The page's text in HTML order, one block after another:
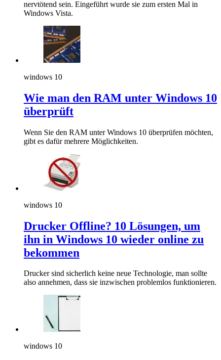
nervtötend sein. Eingeführt wurde sie zum ersten Mal in
Windows Vista.
windows 10
Wie man den RAM unter Windows 10
überprüft
Wenn Sie den RAM unter Windows 10 überprüfen möchten,
gibt es dafür mehrere Möglichkeiten.
windows 10
Drucker Offline? 10 Lösungen, um
ihn in Windows 10 wieder online zu
bekommen
Drucker sind sicherlich keine neue Technologie, man sollte
also annehmen, dass sie inzwischen problemlos funktionieren.
windows 10